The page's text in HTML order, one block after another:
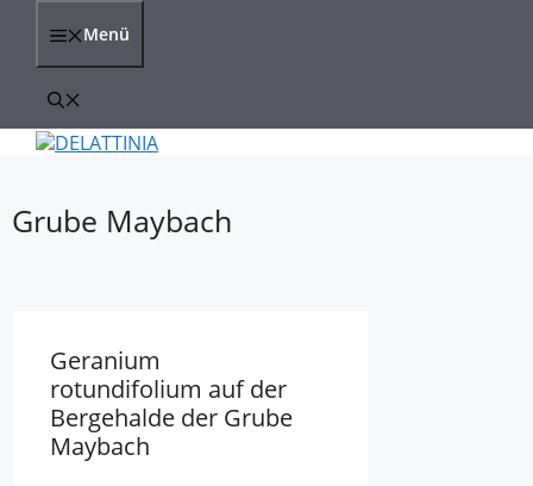
Zum
Menü
Grube Maybach
Geranium
rotundifolium auf der
Bergehalde der Grube
Maybach